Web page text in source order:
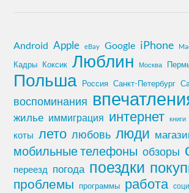
Android Apple eBay Google iPhone
Кадры Коксик Люблин Москва
Польша Россия Санкт-Петербург
воспоминания
жилье иммиграция интернет книги
коты лето любовь люди
мобильные телефоны обзоры
переезд погода поездки
проблемы программы работа